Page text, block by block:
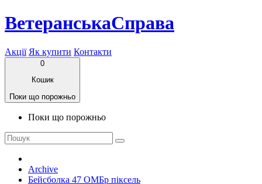
ВетеранськаСправа
Акції Як купити Контакти
0
Кошик
Поки що порожньо
Поки що порожньо
Archive
Бейсболка 47 ОМБр піксель